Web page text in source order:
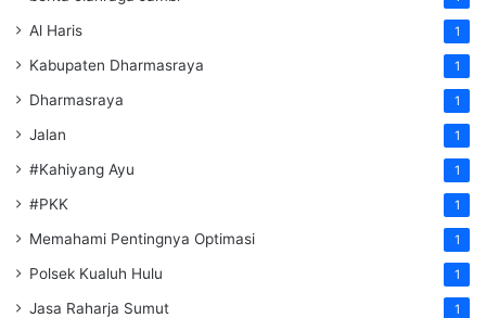
Al Haris 1
Kabupaten Dharmasraya 1
Dharmasraya 1
Jalan 1
#Kahiyang Ayu 1
#PKK 1
Memahami Pentingnya Optimasi 1
Polsek Kualuh Hulu 1
Jasa Raharja Sumut 1